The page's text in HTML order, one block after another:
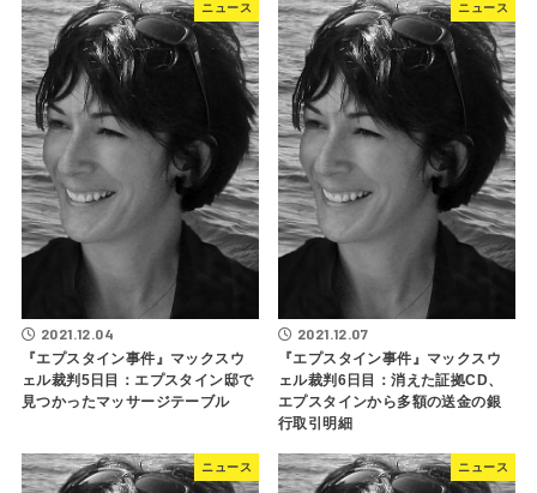
ニュース
2021.12.04
『エプスタイン事件』マックスウ
ェル裁判5日目：エプスタイン邸で
見つかったマッサージテーブル
ニュース
2021.12.07
『エプスタイン事件』マックスウ
ェル裁判6日目：消えた証拠CD、
エプスタインから多額の送金の銀
行取引明細
ニュース ニュース